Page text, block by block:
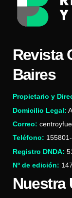
Revista
Baires
Propietario y
Domicilio Legal:
Correo:
Teléfono:
Registro DNDA:
Nº de edición:
Nuestra